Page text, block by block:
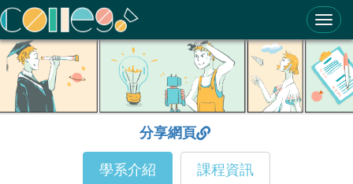
ColleGo! 大學選才與高中育才輔助系統
分享網頁
學系介紹 課程資訊